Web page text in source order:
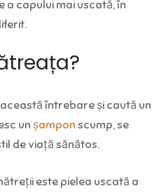
a capului mai uscată, în
întrebare și caută un
un șampon scump, se
de viață sănătos.
este pielea uscată a